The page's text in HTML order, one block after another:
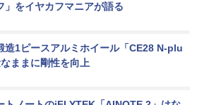
」をイヤカフマニアが語る
造1ピースアルミホイール「CE28 N-plu
ままに剛性を向上